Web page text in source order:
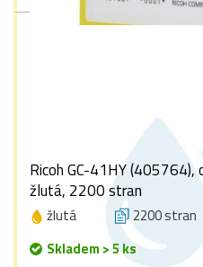
Ricoh GC-41HY (405764),
žlutá, 2200 stran
žlutá 2200 stran
Skladem > 5 ks